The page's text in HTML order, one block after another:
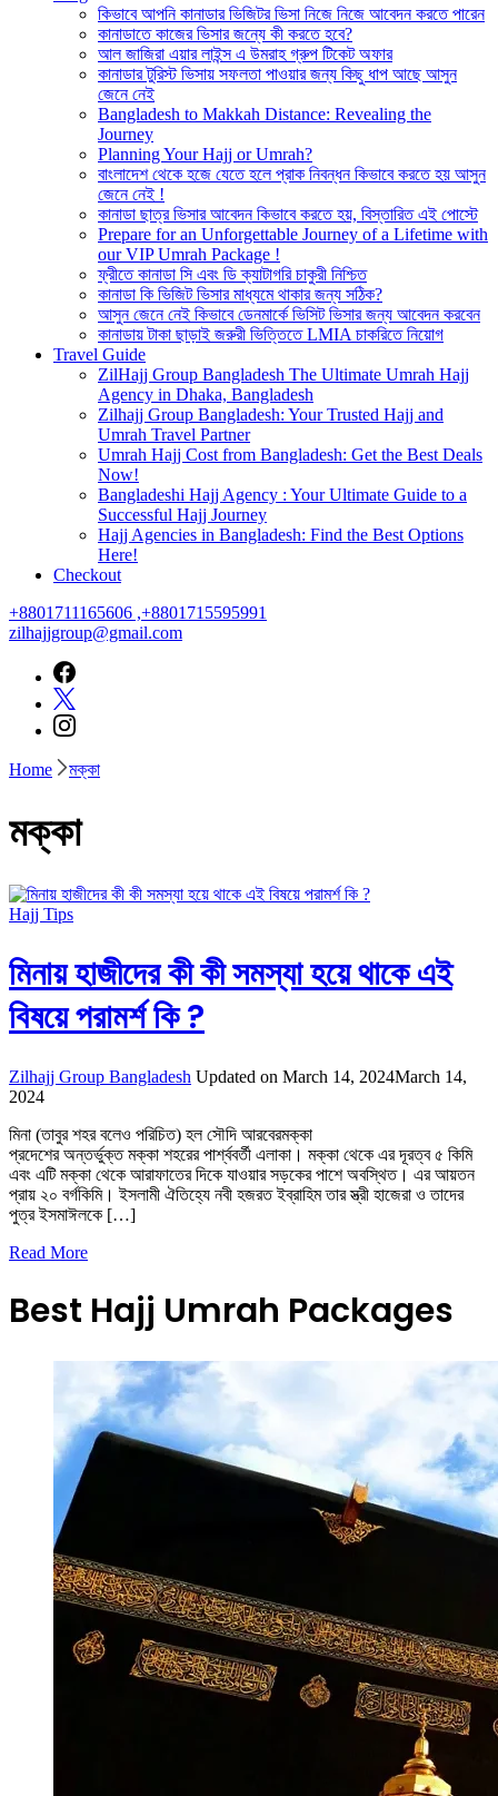
কিভাবে আপনি কানাডার ভিজিটর ভিসা নিজে নিজে আবেদন করতে পারেন
কানাডাতে কাজের ভিসার জন্যে কী করতে হবে?
আল জাজিরা এয়ার লাইন্স এ উমরাহ গ্রুপ টিকেট অফার
কানাডার টুরিস্ট ভিসায় সফলতা পাওয়ার জন্য কিছু ধাপ আছে আসুন
জেনে নেই
Bangladesh to Makkah Distance: Revealing the
Journey
Planning Your Hajj or Umrah?
বাংলাদেশ থেকে হজে যেতে হলে প্রাক নিবন্ধন কিভাবে করতে হয় আসুন
জেনে নেই !
কানাডা ছাত্র ভিসার আবেদন কিভাবে করতে হয়, বিস্তারিত এই পোস্টে
Prepare for an Unforgettable Journey of a Lifetime with
our VIP Umrah Package !
ফ্রীতে কানাডা সি এবং ডি ক্যাটাগরি চাকুরী নিশ্চিত
কানাডা কি ভিজিট ভিসার মাধ্যমে থাকার জন্য সঠিক?
আসুন জেনে নেই কিভাবে ডেনমার্কে ভিসিট ভিসার জন্য আবেদন করবেন
কানাডায় টাকা ছাড়াই জরুরী ভিত্তিতে LMIA চাকরিতে নিয়োগ
Travel Guide
ZilHajj Group Bangladesh The Ultimate Umrah Hajj
Agency in Dhaka, Bangladesh
Zilhajj Group Bangladesh: Your Trusted Hajj and
Umrah Travel Partner
Umrah Hajj Cost from Bangladesh: Get the Best Deals
Now!
Bangladeshi Hajj Agency : Your Ultimate Guide to a
Successful Hajj Journey
Hajj Agencies in Bangladesh: Find the Best Options
Here!
Checkout
+8801711165606 ,+8801715595991
zilhajjgroup@gmail.com
Home মক্কা
মক্কা
Hajj Tips
মিনায় হাজীদের কী কী সমস্যা হয়ে থাকে এই
বিষয়ে পরামর্শ কি ?
Zilhajj Group Bangladesh Updated on March 14, 2024March 14,
2024
মিনা (তাবুর শহর বলেও পরিচিত) হল সৌদি আরবেরমক্কা
প্রদেশের অন্তর্ভুক্ত মক্কা শহরের পার্শ্ববর্তী এলাকা। মক্কা থেকে এর দূরত্ব ৫ কিমি
এবং এটি মক্কা থেকে আরাফাতের দিকে যাওয়ার সড়কের পাশে অবস্থিত। এর আয়তন
প্রায় ২০ বর্গকিমি। ইসলামী ঐতিহ্যে নবী হজরত ইব্রাহিম তার স্ত্রী হাজেরা ও তাদের
পুত্র ইসমাঈলকে […]
Read More
Best Hajj Umrah Packages